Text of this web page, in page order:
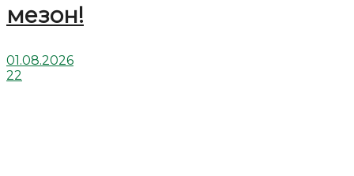
мезон!
01.08.2026
22